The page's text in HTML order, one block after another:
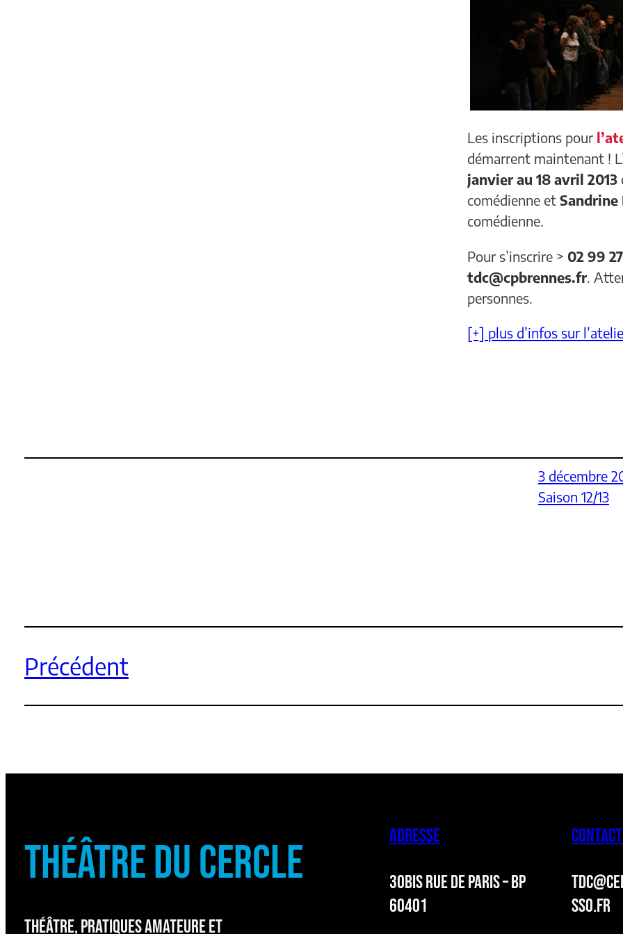
Les inscriptions pour
démarrent maintenant !
janvier au 18 avril 2013
comédienne et Sandrine
comédienne.
Pour s’inscrire > 02 99
tdc@cpbrennes.fr.
personnes.
[+] plus d’infos sur
3 décembre
Saison 12/13
Précédent
THÉÂTRE DU CERCLE
THÉÂTRE, PRATIQUES AMATEURE ET
ADRESSE
30BIS RUE DE PARIS – BP
60401
CONTACT
SSO.FR